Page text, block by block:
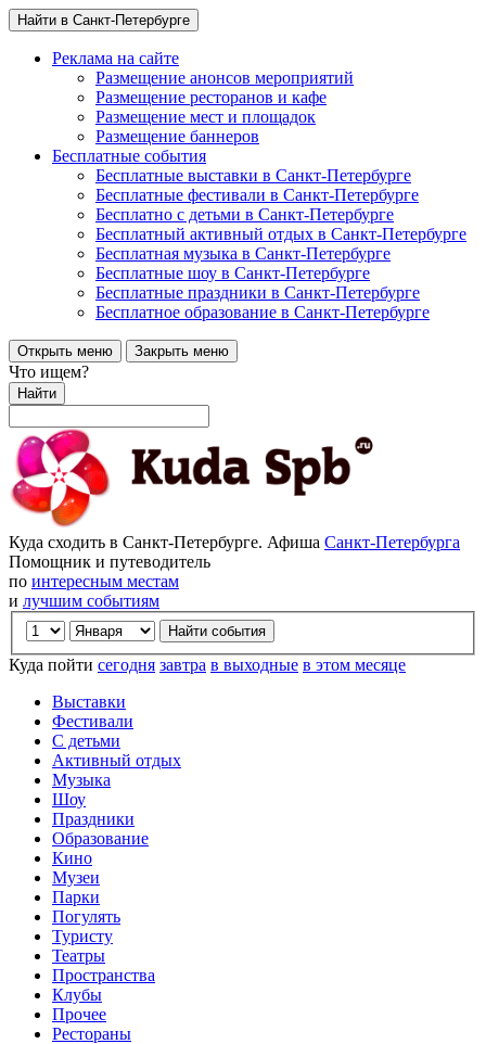
Найти в Санкт-Петербурге
Реклама на сайте
Размещение анонсов мероприятий
Размещение ресторанов и кафе
Размещение мест и площадок
Размещение баннеров
Бесплатные события
Бесплатные выставки в Санкт-Петербурге
Бесплатные фестивали в Санкт-Петербурге
Бесплатно с детьми в Санкт-Петербурге
Бесплатный активный отдых в Санкт-Петербурге
Бесплатная музыка в Санкт-Петербурге
Бесплатные шоу в Санкт-Петербурге
Бесплатные праздники в Санкт-Петербурге
Бесплатное образование в Санкт-Петербурге
Открыть меню Закрыть меню
Что ищем?
Найти
Куда сходить в Санкт-Петербурге. Афиша Санкт-Петербурга
Помощник и путеводитель
по интересным местам
и лучшим событиям
Куда пойти сегодня завтра в выходные в этом месяце
Выставки
Фестивали
С детьми
Активный отдых
Музыка
Шоу
Праздники
Образование
Кино
Музеи
Парки
Погулять
Туристу
Театры
Пространства
Клубы
Прочее
Рестораны